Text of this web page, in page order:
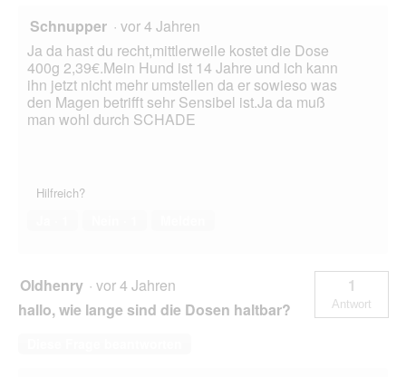
Schnupper · vor 4 Jahren
Ja da hast du recht,mittlerweile kostet die Dose
400g 2,39€.Mein Hund ist 14 Jahre und ich kann
ihn jetzt nicht mehr umstellen da er sowieso was
den Magen betrifft sehr Sensibel ist.Ja da muß
man wohl durch SCHADE
Hilfreich?
Oldhenry · vor 4 Jahren
hallo, wie lange sind die Dosen haltbar?
1
Antwort